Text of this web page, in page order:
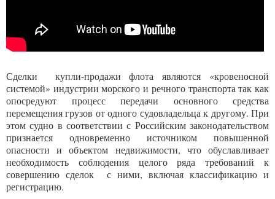
Сделки купли-продажи флота являются «кровеносной
системой» индустрии морского и речного транспорта так как
опосредуют процесс передачи основного средства
перемещения грузов от одного судовладельца к другому. При
этом судно в соответствии с Российским законодательством
признается одновременно источником повышенной
опасности и объектом недвижимости, что обуславливает
необходимость соблюдения целого ряда требований к
совершению сделок с ними, включая классификацию и
регистрацию.